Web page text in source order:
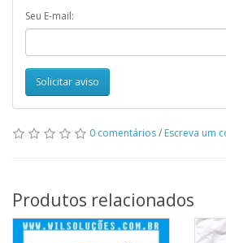
Seu E-mail:
Solicitar aviso
0 comentários/ Escreva um
Produtos relacionados